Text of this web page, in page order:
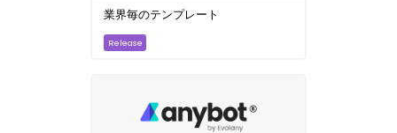
業界毎のテンプレート